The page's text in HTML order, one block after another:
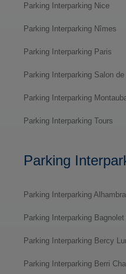
Parking Interparking Nice
Parking Interparking Nîmes
Parking Interparking Paris
Parking Interparking Salon
Parking Interparking
Parking Interparking Tours
Parking
Parking Interparking Alhambra
Parking Interparking Bagnolet
Parking Interparking Bercy
Parking Interparking Berri